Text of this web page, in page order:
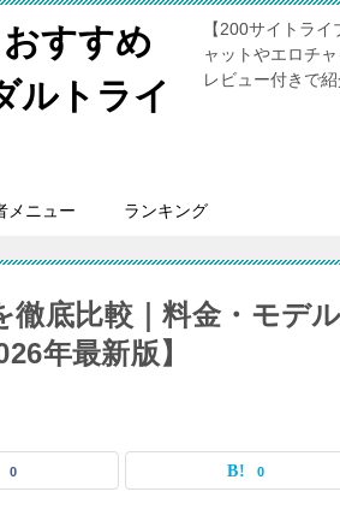
すすめ
ルトライ
【200サイトラ
ャットやエロチ
レビュー付きで紹
メニュー ランキング
底比較｜料金・モデ
年最新版】
0 0